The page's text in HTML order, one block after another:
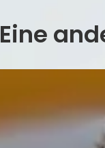
Eine